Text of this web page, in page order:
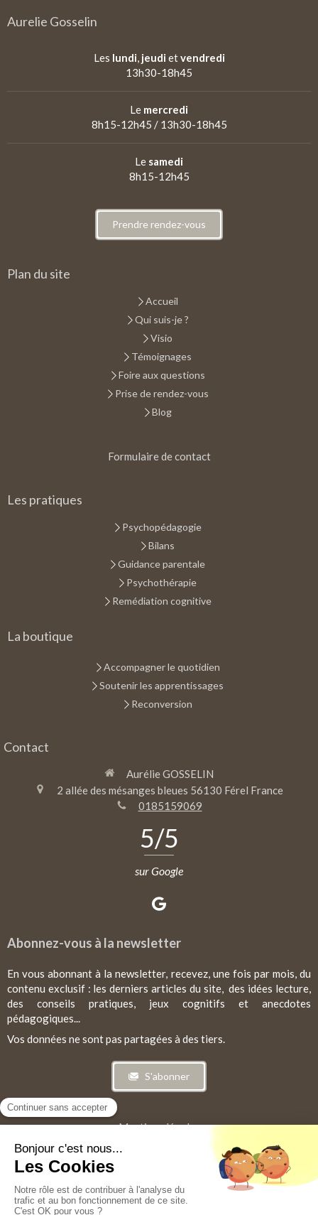
Aurelie Gosselin
Les lundi, jeudi etvendredi
13h30-18h45
Le mercredi
8h15-12h45 / 13h30-18h45
Le samedi
8h15-12h45
Prendre rendez-vous
Plan du site
Accueil
Qui suis-je ?
Visio
Témoignages
Foire aux questions
Prise de rendez-vous
Blog
Formulaire de contact
Les pratiques
Psychopédagogie
Bilans
Guidance parentale
Psychothérapie
Remédiation cognitive
La boutique
Accompagner le quotidien
Soutenir les apprentissages
Reconversion
Contact
Aurélie GOSSELIN
2 allée des mésanges bleues 56130 Férel France
0185159069
5/5
sur Google
Abonnez-vous à la newsletter
En vous abonnant à la newsletter, recevez, une fois par mois, du
contenu exclusif : les derniers articles du site, des idées lecture,
des conseils pratiques, jeux cognitifs et anecdotes
pédagogiques...
Vos données ne sont pas partagées à des tiers.
S'abonner
Mentions légales
©2025 Aurélie GOSSELIN - Psychopédagogue et
psychopraticienne